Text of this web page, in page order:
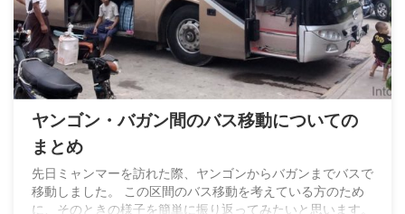
ヤンゴン・バガン間のバス移動についての
まとめ
先日ミャンマーを訪れた際、ヤンゴンからバガンまでバスで
移動しました。 この区間のバス移動を考えている方のため
に、そのときの様子を簡単に振り返ってみたいと思います。